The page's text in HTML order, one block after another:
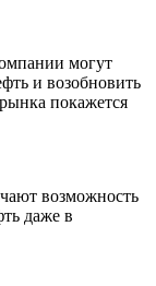
могут
и возобновить
покажется
возможность
даже в